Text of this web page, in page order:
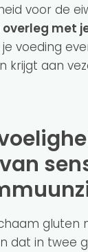
voor de
overleg met
voeding
krijgt aan
gluten
dat in twee